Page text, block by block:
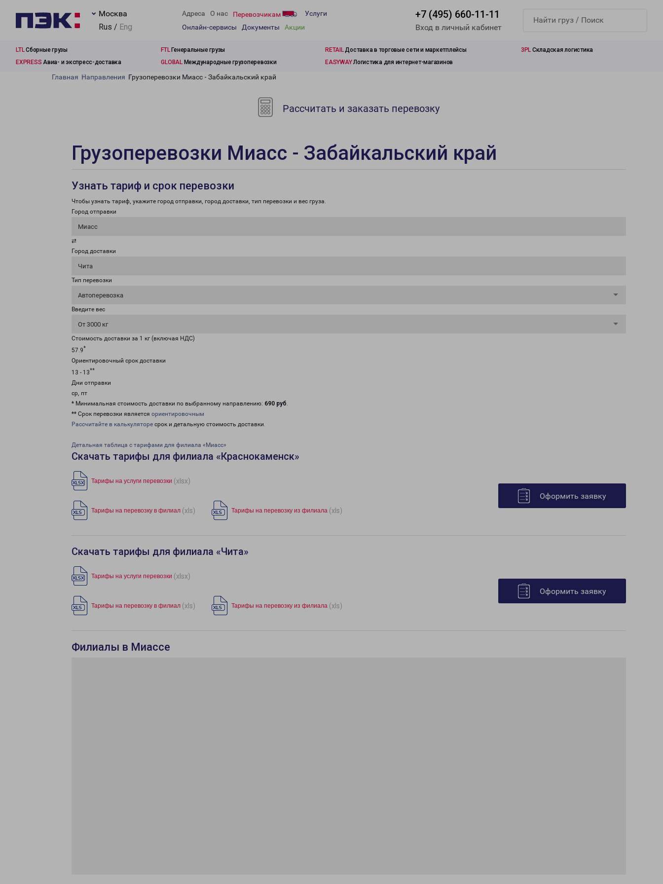
Москва
Rus / Eng
Адреса О нас Перевозчикам
Услуги
Онлайн-сервисы
Документы Акции
+7 (495) 660-11-11
Вход в личный кабинет
LTLСборные грузы FTLГенеральные грузы RETAILДоставка в торговые сети и маркетплейсы 3PL Складская логистика
EXPRESS Авиа- и экспресс-доставка GLOBALМеждународные грузоперевозки EASYWAYЛогистика для интернет-магазинов
Главная Направления Грузоперевозки Миасс - Забайкальский край
Рассчитать и заказать перевозку
Грузоперевозки Миасс - Забайкальский край
Узнать тариф и срок перевозки
Чтобы узнать тариф, укажите город отправки, город доставки, тип перевозки и вес груза.
Город отправки
Миасс
⇄
Город доставки
Чита
Тип перевозки
Автоперевозка
Введите вес
От 3000 кг
Стоимость доставки за 1 кг (включая НДС)
57.9*
Ориентировочный срок доставки
13 - 13**
Дни отправки
ср, пт
* Минимальная стоимость доставки по выбранному направлению: 690 руб.
** Срок перевозки является ориентировочным
Рассчитайте в калькуляторе срок и детальную стоимость доставки.
Детальная таблица с тарифами для филиала «Миасс»
Скачать тарифы для филиала «Краснокаменск»
Тарифы на услуги перевозки (xlsx)
Тарифы на перевозку в филиал (xls) Тарифы на перевозку из филиала (xls)
Оформить заявку
Скачать тарифы для филиала «Чита»
Тарифы на услуги перевозки (xlsx)
Тарифы на перевозку в филиал (xls) Тарифы на перевозку из филиала (xls)
Оформить заявку
Филиалы в Миассе